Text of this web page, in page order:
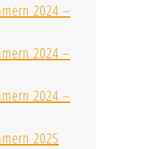
2024 –
2024 –
2024 –
2025